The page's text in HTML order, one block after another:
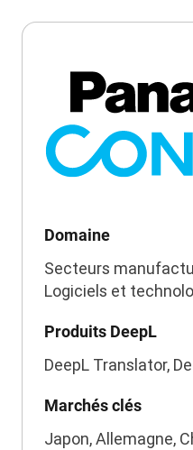
Domaine
Secteurs
Logiciels et
Produits DeepL
DeepL Translator,
Marchés clés
Japon, Allemagne,